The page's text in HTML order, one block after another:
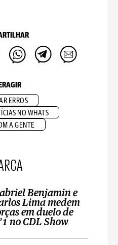
ERROS
NO WHATS
A GENTE
Benjamin e
Lima medem
em duelo de
no CDL Show